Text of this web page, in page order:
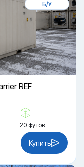
Б/У
REF
20 футов
Купить